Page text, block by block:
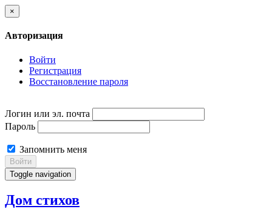
×
Авторизация
Войти
Регистрация
Восстановление пароля
Логин или эл. почта
Пароль
Запомнить меня
Войти
Toggle navigation
Дом стихов